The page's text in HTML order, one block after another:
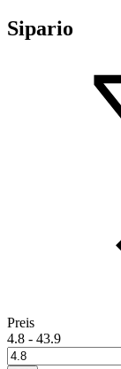
Sipario
Preis
4.8 - 43.9